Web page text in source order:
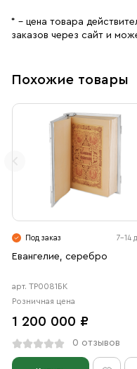
Материал и техника: Все
ценность
использования и хранения
* – цена товара
заказов через сайт и
Похожие товары
Под заказ 7-14
Евангелие, серебро
арт. ТР0081БК
Розничная цена
1 200 000 ₽
0 отзывов